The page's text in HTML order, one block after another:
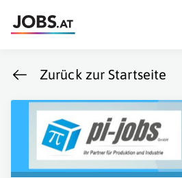
Zurück zur Startseite